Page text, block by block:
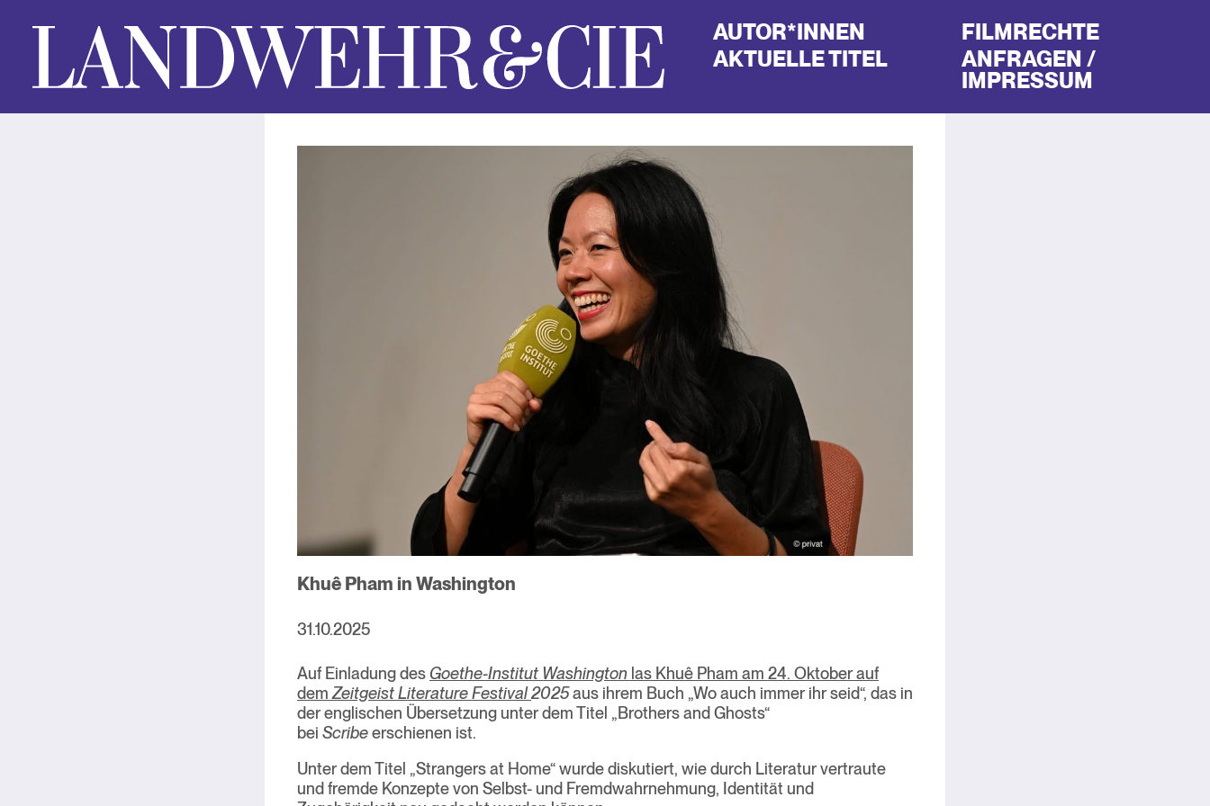
AUTOR*INNEN
AKTUELLE TITEL
FILMRECHTE
ANFRAGEN /
IMPRESSUM
Khuê Pham in Washington
31.10.2025
Auf Einladung des Goethe-Institut Washington las Khuê Pham am 24. Oktober auf
demZeitgeist Literature Festival2025aus ihrem Buch „Wo auch immer ihr seid“, das in
der englischen Übersetzung unter dem Titel „Brothers and Ghosts“
bei Scribeerschienen ist.
Unter dem Titel „Strangers at Home“ wurde diskutiert, wie durch Literatur vertraute
und fremde Konzepte von Selbst- und Fremdwahrnehmung, Identität und